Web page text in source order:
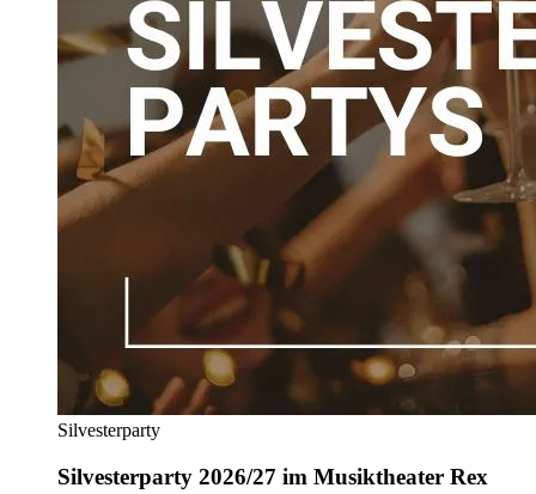
Silvesterparty
Silvesterparty 2026/27 im Musiktheater Rex